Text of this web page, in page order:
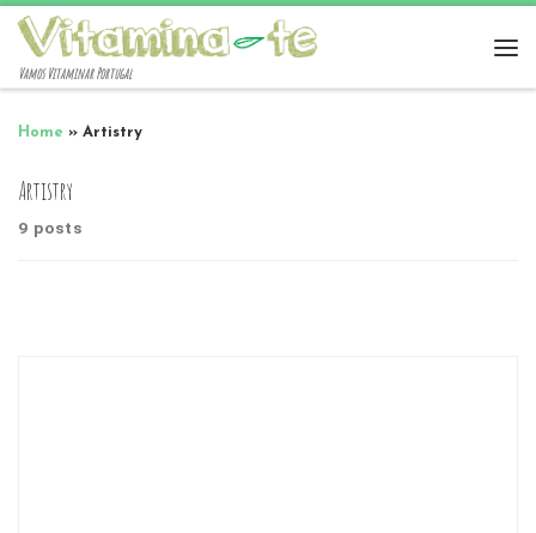
Vamos Vitaminar Portugal
Home » Artistry
Artistry
9 posts